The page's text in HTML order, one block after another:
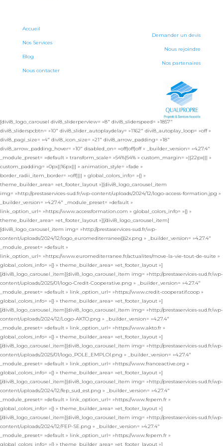
Accueil
Nos Services
Blog
Nous contacter
Demander un devis
Nous rejoindre
Nos partenaires
[divi8_logo_carousel divi8_sliderperview= »8″ divi8_sliderspeed= »1857″
divi8_sliderspcbtn= »10″ divi8_slider_autoplaydelay= »1162″ divi8_autoplay_loop= »off »
divi8_pagi_size= »4″ divi8_icon_size= »21″ divi8_arrow_padding= »18″
divi8_arrow_padding_hover= »10″ disabled_on= »off|off|off » _builder_version= »4.27.4″
_module_preset= »default » transform_scale= »54%|54% » custom_margin= »||22px||| »
custom_padding= »0px||16px||| » animation_style= »fade »
border_radii_item_border= »off|||| » global_colors_info= »{} »
theme_builder_area= »et_footer_layout »][divi8_logo_carousel_item
img= »http://prestaservices-sud.fr/wp-content/uploads/2024/12/logo-access-formation.jpg »
_builder_version= »4.27.4″ _module_preset= »default »
link_option_url= »https://www.accessformation.com » global_colors_info= »{} »
theme_builder_area= »et_footer_layout »][/divi8_logo_carousel_item]
[divi8_logo_carousel_item img= »http://prestaservices-sud.fr/wp-
content/uploads/2024/12/logo_euromediterranee@2x.png » _builder_version= »4.27.4″
_module_preset= »default »
link_option_url= »https://www.euromediterranee.fr/actualites/move-la-vie-tout-de-suite »
global_colors_info= »{} » theme_builder_area= »et_footer_layout »]
[/divi8_logo_carousel_item][divi8_logo_carousel_item img= »http://prestaservices-sud.fr/wp-
content/uploads/2025/01/logo-Credit-Cooperative.png » _builder_version= »4.27.4″
_module_preset= »default » link_option_url= »https://www.credit-cooperatif.coop »
global_colors_info= »{} » theme_builder_area= »et_footer_layout »]
[/divi8_logo_carousel_item][divi8_logo_carousel_item img= »http://prestaservices-sud.fr/wp-
content/uploads/2024/12/Logo-AKTO.png » _builder_version= »4.27.4″
_module_preset= »default » link_option_url= »https://www.akto.fr »
global_colors_info= »{} » theme_builder_area= »et_footer_layout »]
[/divi8_logo_carousel_item][divi8_logo_carousel_item img= »http://prestaservices-sud.fr/wp-
content/uploads/2025/01/logo_POLE_EMPLOI.png » _builder_version= »4.27.4″
_module_preset= »default » link_option_url= »https://www.franceactive.org »
global_colors_info= »{} » theme_builder_area= »et_footer_layout »]
[/divi8_logo_carousel_item][divi8_logo_carousel_item img= »http://prestaservices-sud.fr/wp-
content/uploads/2024/12/fep_sud_est.png » _builder_version= »4.27.4″
_module_preset= »default » link_option_url= »https://www.fepem.fr »
global_colors_info= »{} » theme_builder_area= »et_footer_layout »]
[/divi8_logo_carousel_item][divi8_logo_carousel_item img= »http://prestaservices-sud.fr/wp-
content/uploads/2024/12/FEP-SE.png » _builder_version= »4.27.4″
_module_preset= »default » link_option_url= »https://www.fepem.fr »
global_colors_info= »{} » theme_builder_area= »et_footer_layout »]